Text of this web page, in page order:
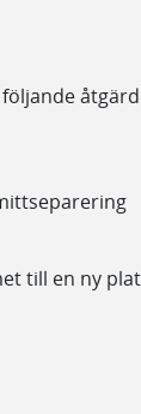
till en ny